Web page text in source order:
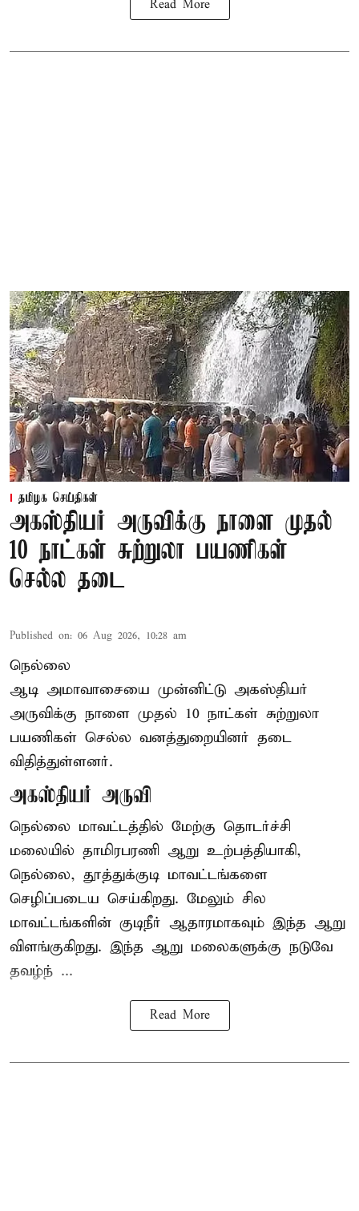
Read More
தமிழக செய்திகள்
அகஸ்தியர் அருவிக்கு நாளை முதல்
10 நாட்கள் சுற்றுலா பயணிகள்
செல்ல தடை
Published on: 06 Aug 2026, 10:28 am
நெல்லை
ஆடி அமாவாசையை முன்னிட்டு அகஸ்தியர்
அருவிக்கு நாளை முதல் 10 நாட்கள் சுற்றுலா
பயணிகள் செல்ல வனத்துறையினர் தடை
விதித்துள்ளனர்.
அகஸ்தியர் அருவி
நெல்லை மாவட்டத்தில் மேற்கு தொடர்ச்சி
மலையில் தாமிரபரணி ஆறு உற்பத்தியாகி,
நெல்லை, தூத்துக்குடி மாவட்டங்களை
செழிப்படைய செய்கிறது. மேலும் சில
மாவட்டங்களின் குடிநீர் ஆதாரமாகவும் இந்த ஆறு
விளங்குகிறது. இந்த ஆறு மலைகளுக்கு நடுவே
தவழ்ந் ...
Read More